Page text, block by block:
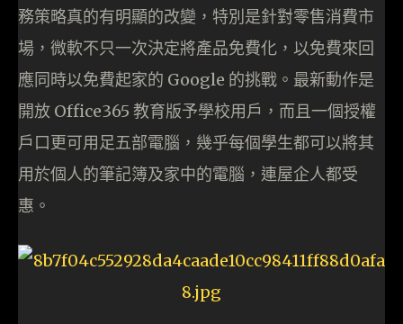
務策略真的有明顯的改變，特別是針對零售消費市
場，微軟不只一次決定將產品免費化，以免費來回
應同時以免費起家的 Google 的挑戰。最新動作是
開放 Office365 教育版予學校用戶，而且一個授權
戶口更可用足五部電腦，幾乎每個學生都可以將其
用於個人的筆記簿及家中的電腦，連屋企人都受
惠。